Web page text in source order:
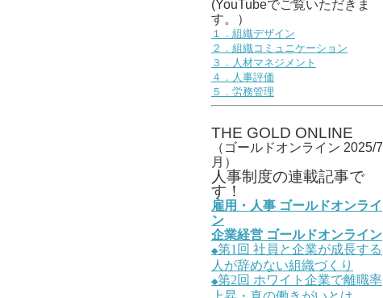
(YouTubeでご覧いただきま
す。）
１．組織デザイン
２．組織コミュニケーション
３．人材マネジメント
４．人事評価
５．労務管理
THE GOLD ONLINE
（ゴールドオンライン 2025/7
月）
人事制度の連載記事で
す！
雇用・人事 ゴールドオンライ
ン
企業経営 ゴールドオンライン
◆第1 回 社員と企業が成長する
人が辞めない組織づくり
◆第2回 ホワイト企業で離職率